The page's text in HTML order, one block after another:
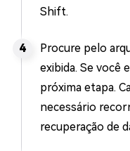
Shift.
Procure pelo
exibida. Se você
próxima etapa.
necessário
recuperação de